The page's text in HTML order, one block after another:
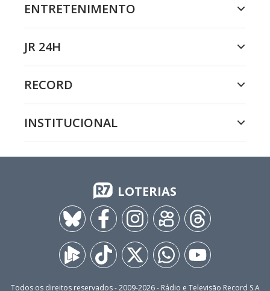
ENTRETENIMENTO
JR 24H
RECORD
INSTITUCIONAL
LOTERIAS
Todos os direitos reservados - 2009-2026- Rádio e Televisão Record S.A